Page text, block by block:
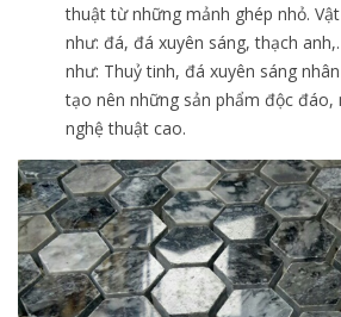
thuật từ những mảnh ghép nhỏ.
như: đá, đá xuyên sáng, thạch
như: Thuỷ tinh, đá xuyên sáng
tạo nên những sản phẩm độc đáo,
nghệ thuật cao.